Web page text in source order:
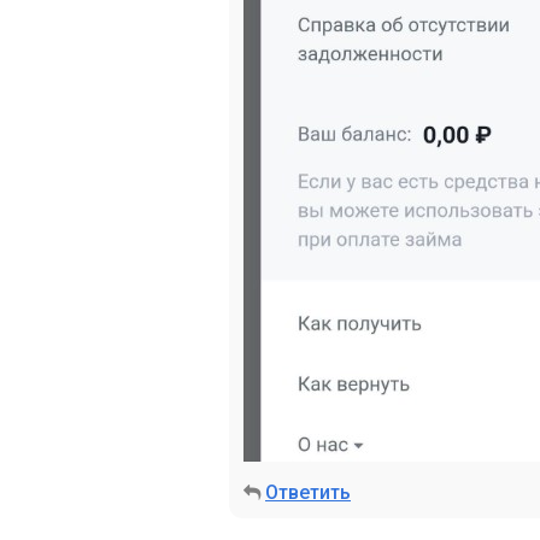
Ответить